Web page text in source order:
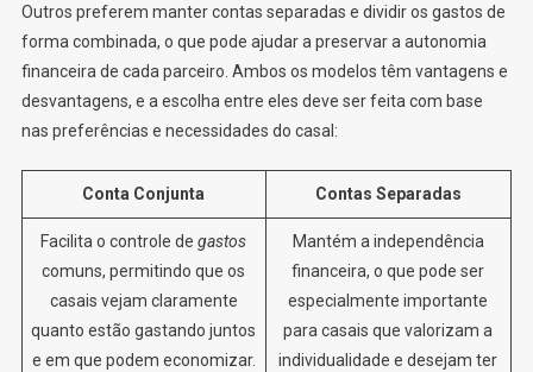
Outros preferem manter contas separadas e dividir os gastos de
forma combinada, o que pode ajudar a preservar a autonomia
financeira de cada parceiro. Ambos os modelos têm vantagens e
desvantagens, e a escolha entre eles deve ser feita com base
nas preferências e necessidades do casal:
Conta Conjunta Contas Separadas
Facilita o controle degastos
comuns, permitindo que os
casais vejam claramente
quanto estão gastando juntos
e em que podem economizar.
Mantém a independência
financeira, o que pode ser
especialmente importante
para casais que valorizam a
individualidade e desejam ter